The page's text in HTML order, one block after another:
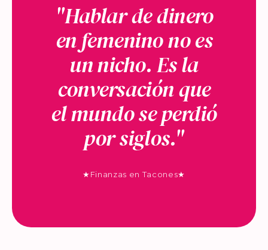
"Hablar de dinero
en femenino no es
un nicho. Es la
conversación que
el mundo se perdió
por siglos."
★Finanzas en Tacones★